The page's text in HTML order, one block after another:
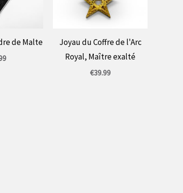
de Malte
Joyau du Coffre de l'Arc
Royal, Maître exalté
€39.99